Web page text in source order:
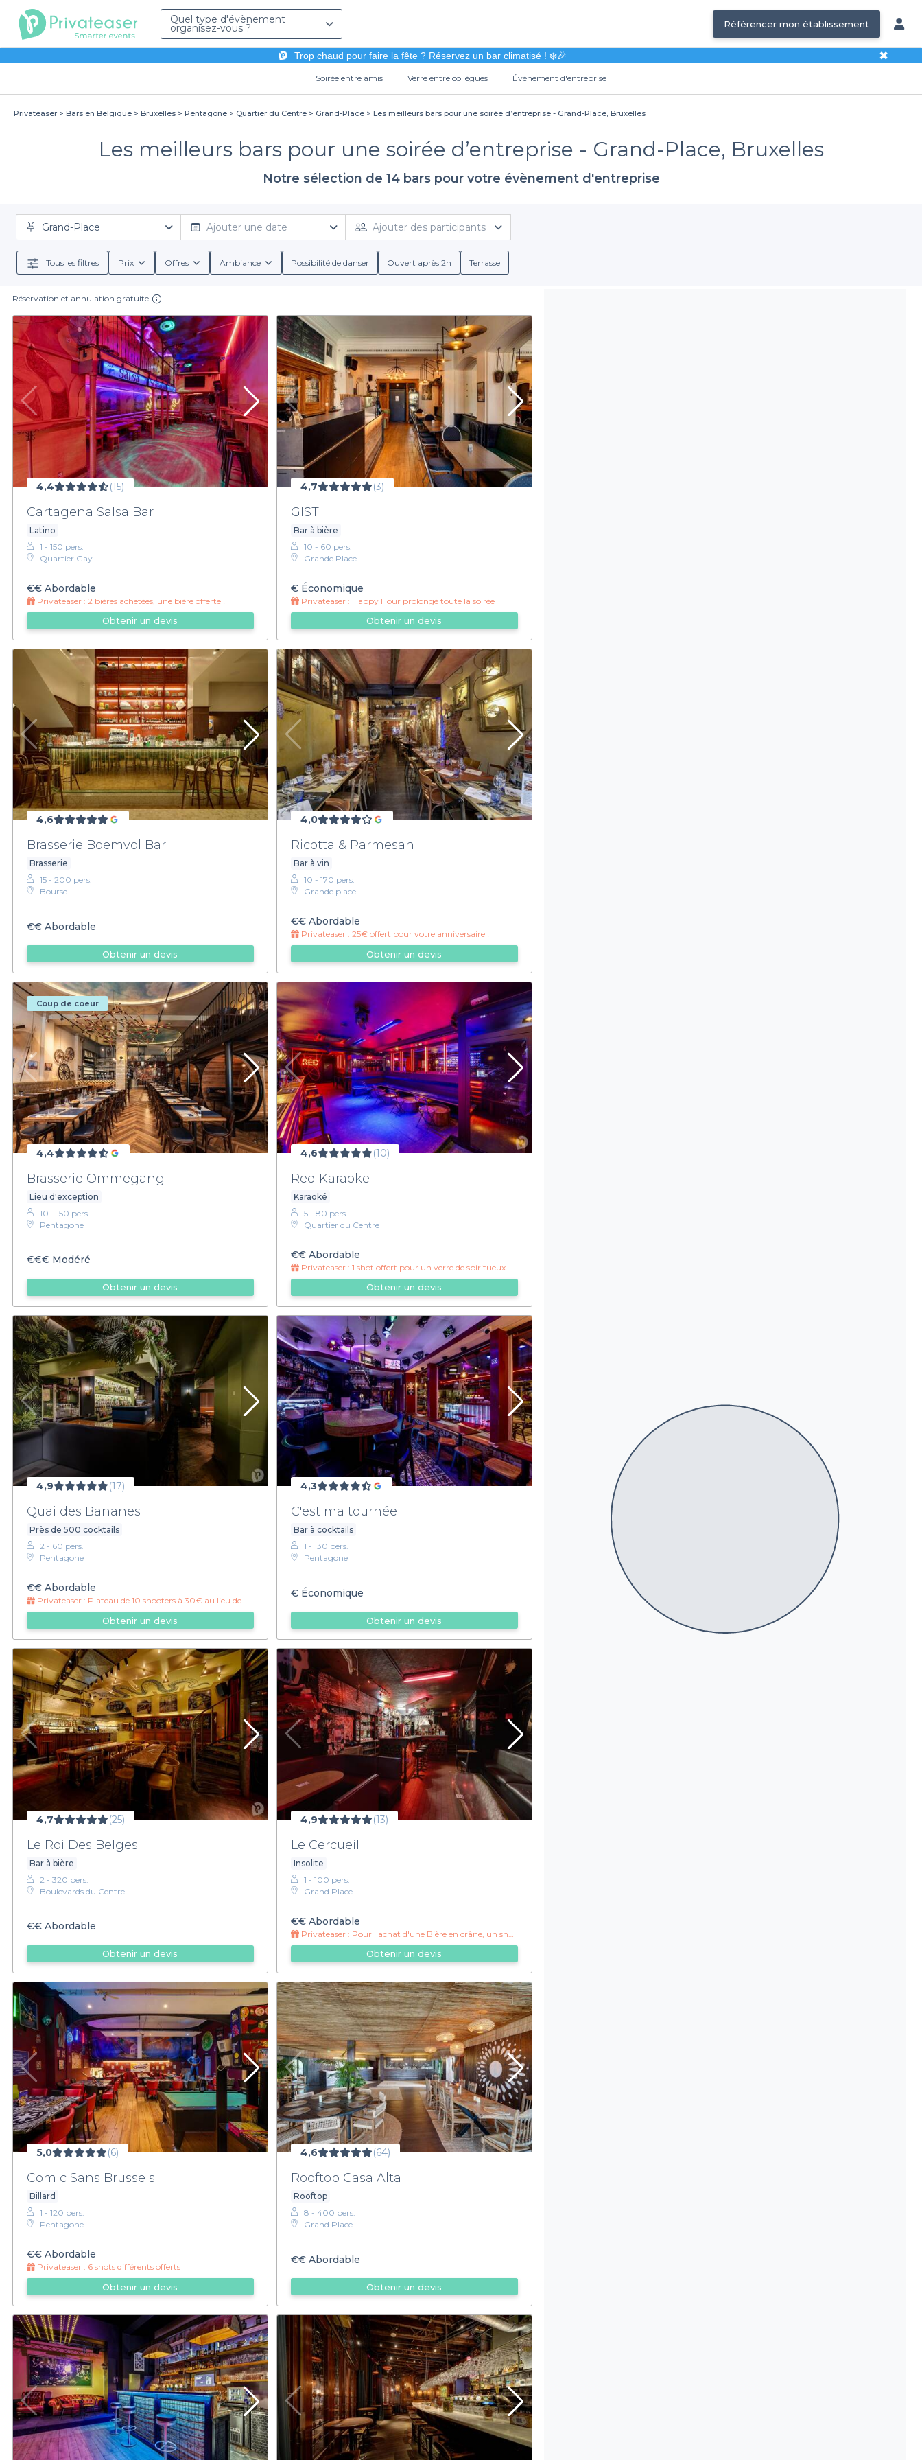
Quel type d'évènement
organisez-vous ? Référencer mon établissement
Trop chaud pour faire la fête ? Réservez un bar climatisé! ❄️🎉 ✖
Soirée entre amis Verre entre collègues Évènement d'entreprise
Privateaser Bars en Belgique Bruxelles Pentagone Quartier du Centre Grand-Place Les meilleurs bars pour une soirée d’entreprise - Grand-Place, Bruxelles
Les meilleurs bars pour une soirée d’entreprise - Grand-Place, Bruxelles
Notre sélection de 14 bars pour votre évènement d'entreprise
Grand-Place Ajouter une date Ajouter des participants
Tous les filtres Prix Offres Ambiance Possibilité de danser Ouvert après 2h Terrasse
Réservation et annulation gratuite
4,4 (15)
Cartagena Salsa Bar
Latino
1 - 150 pers.
Quartier Gay
€€ Abordable
Privateaser : 2 bières achetées, une bière offerte !
Obtenir un devis
4,7 (3)
GIST
Bar à bière
10 - 60 pers.
Grande Place
€Économique
Privateaser : Happy Hour prolongé toute la soirée
Obtenir un devis
4,6
Brasserie Boemvol Bar
Brasserie
15 - 200 pers.
Bourse
€€ Abordable
Obtenir un devis
4,0
Ricotta & Parmesan
Bar à vin
10 - 170 pers.
Grande place
€€Abordable
Privateaser : 25€ offert pour votre anniversaire !
Obtenir un devis
Coup de coeur
4,4
Brasserie Ommegang
Lieu d'exception
10 - 150 pers.
Pentagone
€€€ Modéré
Obtenir un devis
4,6 (10)
Red Karaoke
Karaoké
5 - 80 pers.
Quartier du Centre
€€Abordable
Privateaser : 1 shot offert pour un verre de spiritueux acheté
Obtenir un devis
4,9 (17)
Quai des Bananes
Près de 500 cocktails
2 - 60 pers.
Pentagone
€€ Abordable
Privateaser : Plateau de 10 shooters à 30€ au lieu de 35€ !
Obtenir un devis
4,3
C'est ma tournée
Bar à cocktails
1 - 130 pers.
Pentagone
€Économique
Obtenir un devis
4,7 (25)
Le Roi Des Belges
Bar à bière
2 - 320 pers.
Boulevards du Centre
€€ Abordable
Obtenir un devis
4,9 (13)
Le Cercueil
Insolite
1 - 100 pers.
Grand Place
€€Abordable
Privateaser : Pour l'achat d'une Bière en crâne, un shot offert !
Obtenir un devis
5,0 (6)
Comic Sans Brussels
Billard
1 - 120 pers.
Pentagone
€€ Abordable
Privateaser : 6 shots différents offerts
Obtenir un devis
4,6 (64)
Rooftop Casa Alta
Rooftop
8 - 400 pers.
Grand Place
€€Abordable
Obtenir un devis